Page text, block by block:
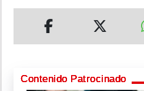
Contenido Patrocinado